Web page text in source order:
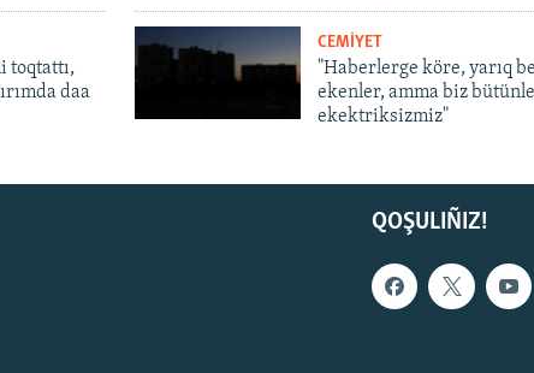
toqtattı,
daa
CEMİYET
"Haberlerge köre, yarıq
ekenler, amma biz
ekektriksizmiz"
QOŞULIÑIZ!